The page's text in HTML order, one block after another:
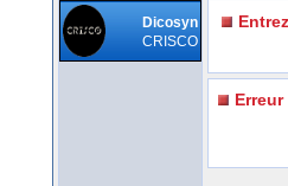
Dicosyn
CRISCO
Erreur